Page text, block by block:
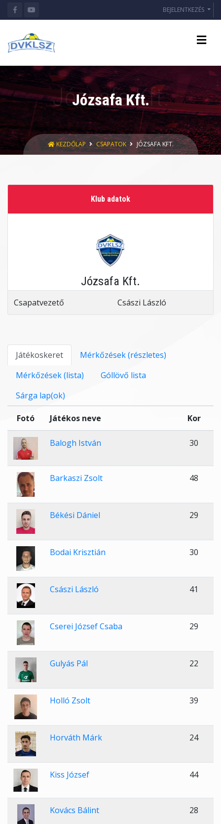
BEJELENTKEZÉS
Józsafa Kft.
KEZDŐLAP CSAPATOK JÓZSAFA KFT.
Klub adatok
Józsafa Kft.
Csapatvezető Császi László
Játékoskeret
Mérkőzések (részletes)
Mérkőzések (lista)
Góllövő lista
Sárga lap(ok)
Fotó Játékos neve Kor
Balogh István 30
Barkaszi Zsolt 48
Békési Dániel 29
Bodai Krisztián 30
Császi László 41
Cserei József Csaba 29
Gulyás Pál 22
Holló Zsolt 39
Horváth Márk 24
Kiss József 44
Kovács Bálint 28